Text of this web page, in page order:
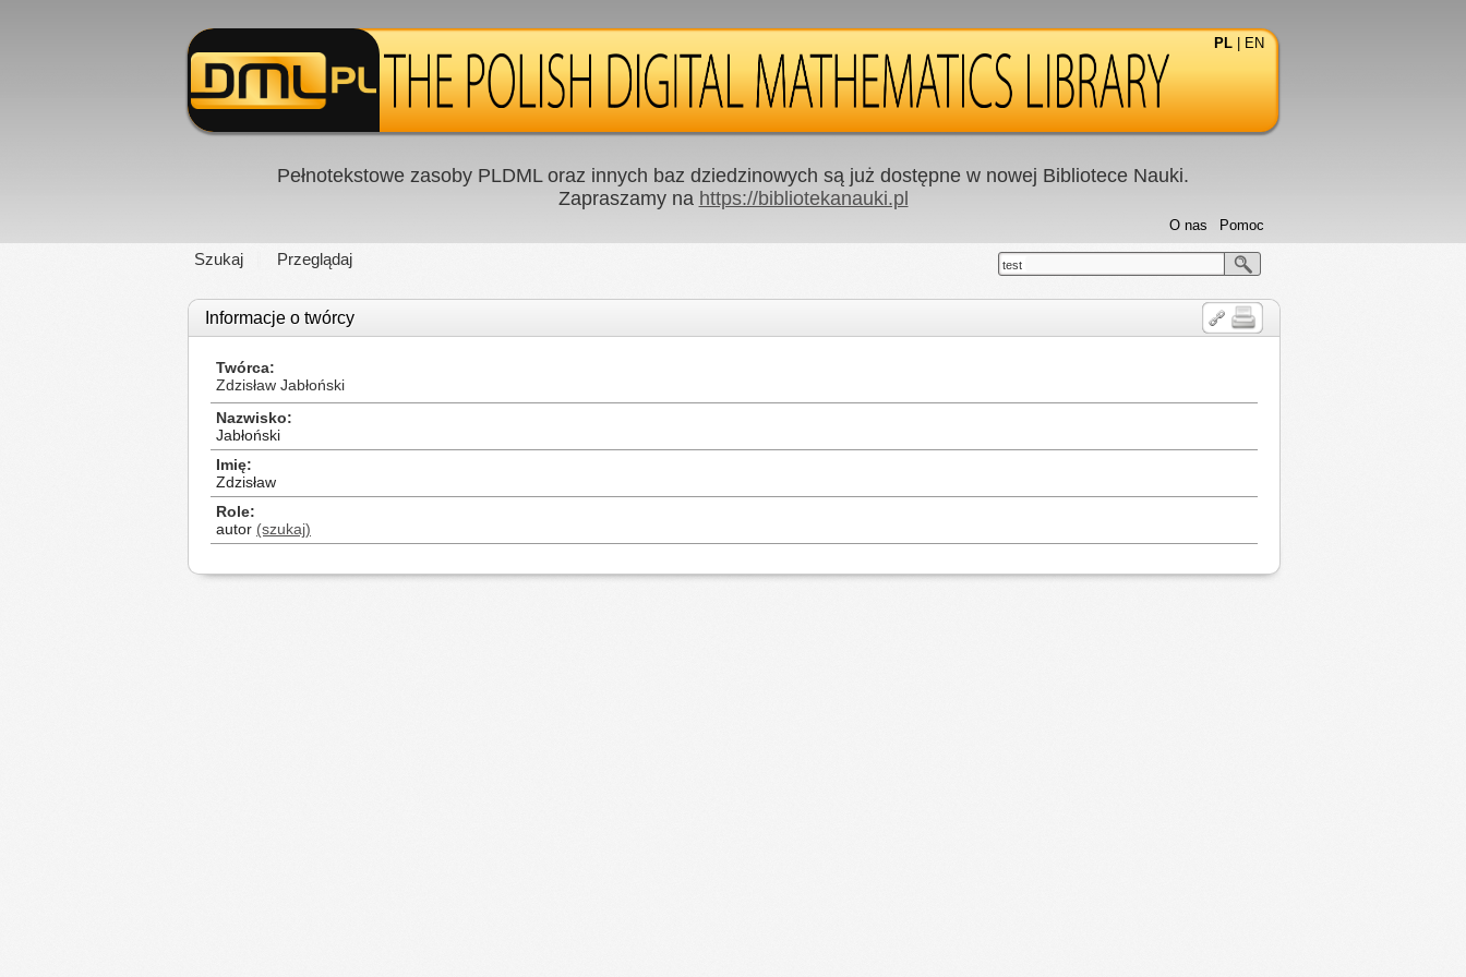
PL EN
Pełnotekstowe zasoby PLDML oraz innych baz dziedzinowych są już dostępne w nowej Bibliotece Nauki.
Zapraszamy na https://bibliotekanauki.pl
Szukaj Przeglądaj
Pomoc
O nas
test
Informacje o twórcy
Twórca
Zdzisław Jabłoński
Nazwisko
Jabłoński
Imię
Zdzisław
Role
autor (szukaj)